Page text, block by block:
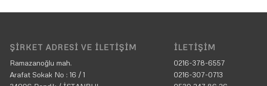
ŞIRKET ADRESI VE İLETIŞIM
Ramazanoğlu mah.
Arafat Sokak No : 16 / 1
İLETIŞIM
0216-378-6557
0216-307-0713